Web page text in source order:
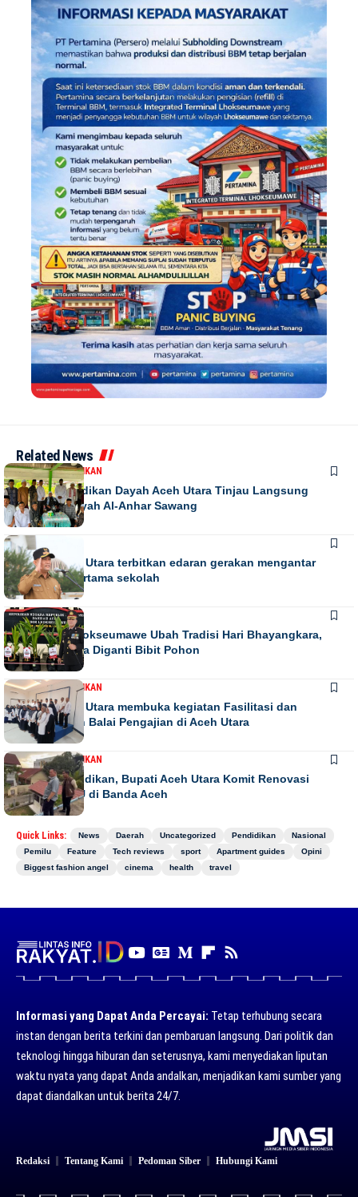
Related News
DAERAHPENDIDIKAN
Kadis Pendidikan Dayah Aceh Utara Tinjau Langsung
Relokasi Dayah Al-Anhar Sawang
DAERAH
Bupati Aceh Utara terbitkan edaran gerakan mengantar
anak hari pertama sekolah
DAERAHNEWS
Kapolres Lhokseumawe Ubah Tradisi Hari Bhayangkara,
Papan Bunga Diganti Bibit Pohon
DAERAHPENDIDIKAN
Bupati Aceh Utara membuka kegiatan Fasilitasi dan
pengawasan Balai Pengajian di Aceh Utara
DAERAHPENDIDIKAN
Peduli Pendidikan, Bupati Aceh Utara Komit Renovasi
Asrama IPAU di Banda Aceh
Quick Links: News Daerah Uncategorized Pendidikan
Nasional
Pemilu
Feature Tech reviews sport Apartment guides
Opini
Biggest fashion angel
cinema health travel
Informasi yang Dapat Anda Percayai: Tetap terhubung secara
instan dengan berita terkini dan pembaruan langsung. Dari politik dan
teknologi hingga hiburan dan seterusnya, kami menyediakan liputan
waktu nyata yang dapat Anda andalkan, menjadikan kami sumber yang
dapat diandalkan untuk berita 24/7.
Redaksi Tentang Kami Pedoman Siber Hubungi Kami